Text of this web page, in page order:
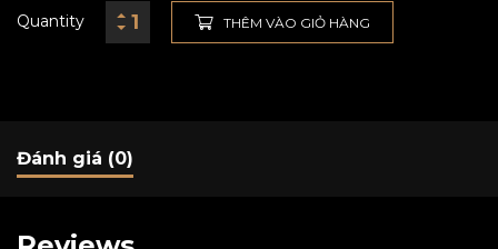
Quantity THÊM VÀO GIỎ HÀNG
Đánh giá (0)